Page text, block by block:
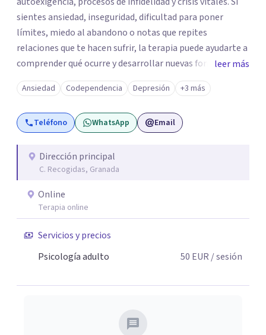
sientes ansiedad, inseguridad, dificultad para poner
límites, miedo al abandono o notas que repites
relaciones que te hacen sufrir, la terapia puede ayudarte a
comprender qué ocurre y desarrollar nuevas formas de
relacionarte contigo y con los demás. Mi enfoque es
cercano, práctico y basado en la evidencia científica.
Trabajo con herramientas que te permitan comprender
el origen de tus dificultades y, al mismo tiempo, aprender
autoestima y recuperar el equilibrio emocional. En
consulta encontrarás un espacio seguro donde poder
acompañarte para que ganes autonomía, confianza y
bienestar, de manera que no dependas de la terapia más
tiempo del necesario. Atiendo tanto de forma presencial
leer más
Ansiedad Codependencia Depresión +3 más
Teléfono WhatsApp Email
Dirección principal
C. Recogidas, Granada
Online
Terapia online
Servicios y precios
Psicología adulto
50 EUR / sesión